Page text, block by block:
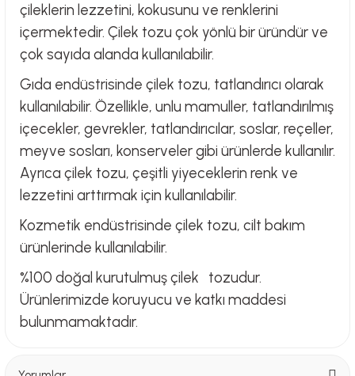
çileklerin lezzetini, kokusunu ve renklerini
içermektedir. Çilek tozu çok yönlü bir üründür ve
çok sayıda alanda kullanılabilir.
Gıda endüstrisinde çilek tozu, tatlandırıcı olarak
kullanılabilir. Özellikle, unlu mamuller, tatlandırılmış
içecekler, gevrekler, tatlandırıcılar, soslar, reçeller,
meyve sosları, konserveler gibi ürünlerde kullanılır.
Ayrıca çilek tozu, çeşitli yiyeceklerin renk ve
lezzetini arttırmak için kullanılabilir.
Kozmetik endüstrisinde çilek tozu, cilt bakım
ürünlerinde kullanılabilir.
%100 doğal kurutulmuş çilek tozudur.
Ürünlerimizde koruyucu ve katkı maddesi
bulunmamaktadır.